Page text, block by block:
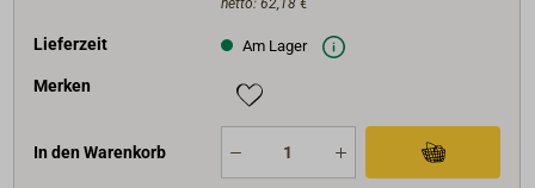
netto: 62,18 €
Lieferzeit Am Lager
Merken
In den Warenkorb